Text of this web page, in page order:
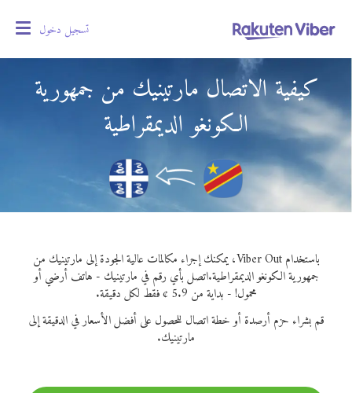
تسجيل دخول
كيفية الاتصال مارتينيك من جمهورية
الكونغو الديمقراطية
باستخدام Viber Out، يمكنك إجراء مكالمات عالية الجودة إلى مارتينيك من
جمهورية الكونغو الديمقراطية.اتصل بأي رقم في مارتينيك - هاتف أرضي أو
محمول! - بداية من 5.9 ¢ فقط لكل دقيقة.
قم بشراء حزم أرصدة أو خطة اتصال للحصول على أفضل الأسعار في الدقيقة إلى
مارتينيك.